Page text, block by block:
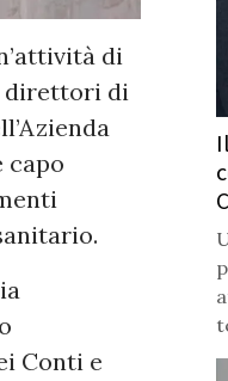
di
direttori di
capo
Conti e